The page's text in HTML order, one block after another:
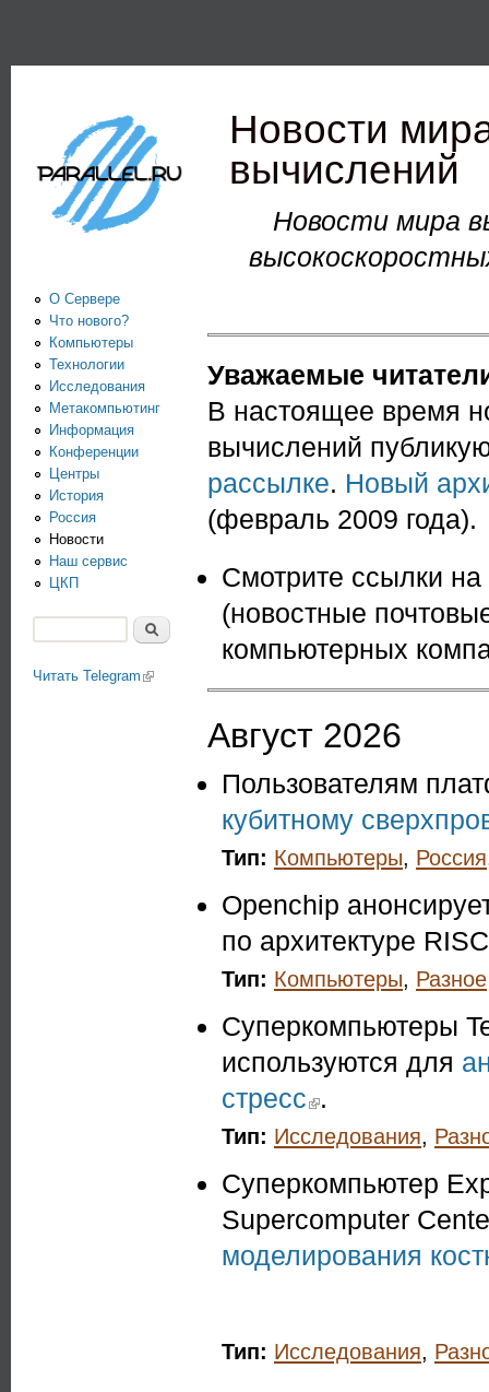
Информационно-
аналитический
центр по
параллельным
вычислениям
Новости
вычислений
Новости мира
Уважаемые
В настоящее время
вычислений
рассылке. Новый
(февраль 2009 года).
Смотрите ссылки
(новостные
компьютерных
Август 2026
Пользователям
кубитному
Тип: Компьютеры, Россия
Openchip
по архитектуре
Тип: Компьютеры, Разное
Суперкомпьютеры
используются для
стресс .
Тип: Исследования,
Суперкомпьютер
Supercomputer
моделирования
Тип: Исследования,
О Сервере
Что нового?
Компьютеры
Технологии
Исследования
Метакомпьютинг
Информация
Конференции
Центры
История
Россия
Новости
Наш сервис
ЦКП
Читать Telegram (link is external)